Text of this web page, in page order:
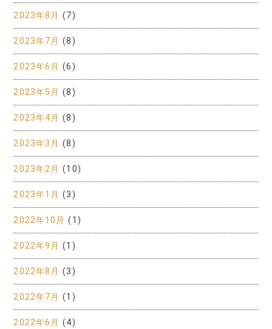
2023年8月 (7)
2023年7月 (8)
2023年6月 (6)
2023年5月 (8)
2023年4月 (8)
2023年3月 (8)
2023年2月 (10)
2023年1月 (3)
2022年10月 (1)
2022年9月 (1)
2022年8月 (3)
2022年7月 (1)
2022年6月 (4)